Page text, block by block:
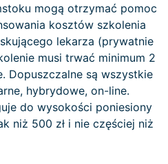
mogą otrzymać pomoc
kosztów szkolenia
lekarza (prywatnie
musi trwać minimum 2
Dopuszczalne są wszystkie
hybrydowe, on-line.
do wysokości poniesiony
niż 500 zł i nie częściej niż